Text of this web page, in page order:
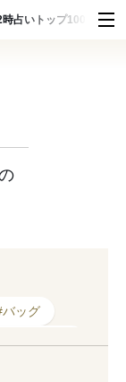
時占い トップ100 スナッ
バッグ
リー